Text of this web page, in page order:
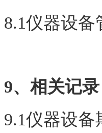
8.1仪
9、相关记录
9.1仪